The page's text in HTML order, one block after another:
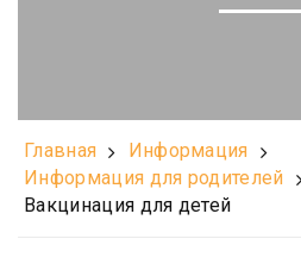
Главная
Информация
Информация для родителей
Вакцинация для детей